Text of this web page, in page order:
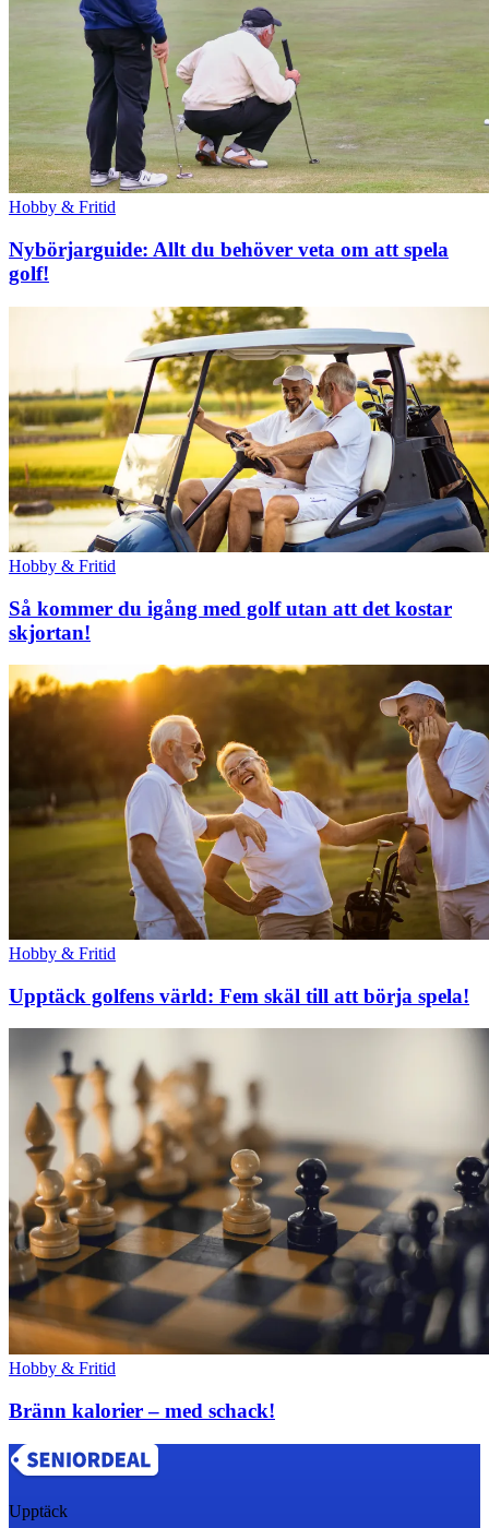
Hobby & Fritid
Nybörjarguide: Allt du behöver veta om att spela
golf!
Hobby & Fritid
Så kommer du igång med golf utan att det kostar
skjortan!
Hobby & Fritid
Upptäck golfens värld: Fem skäl till att börja spela!
Hobby & Fritid
Bränn kalorier – med schack!
Upptäck